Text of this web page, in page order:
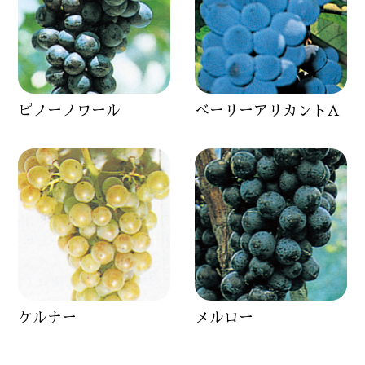
ピノーノワール べーリーアリカントA
ケルナー メルロー